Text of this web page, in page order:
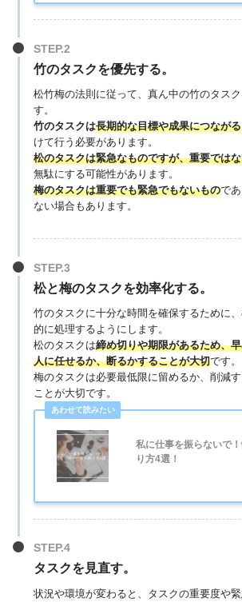
竹のタスクを優先する。
松竹梅の法則に従って、真ん中の竹のタス
す。
竹のタスクは長期的な目標や成果につながる
けて行う必要があります。
松のタスクは緊急なものですが、重要では
無駄にする可能性があります。
梅のタスクは重要でも緊急でもないもので
ない場合もあります。
松と梅のタスクを効率化する。
竹のタスクに十分な時間を確保するために
的に処理するようにします。
松のタスクは締め切りや期限があるため、
人に任せるか、断るかすることが大切です。
梅のタスクは必要最低限に留めるか、削減
ことが大切です。
私に仕事を振らないで
り方4選！
タスクを見直す。
状況や環境が変わると、タスクの重要度や